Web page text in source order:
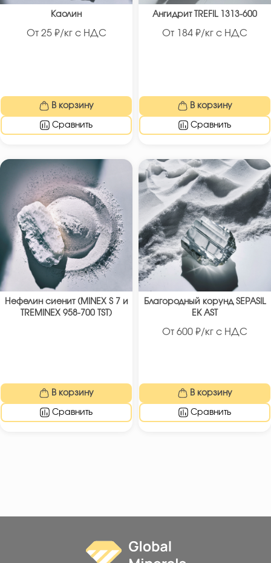
Каолин
От 25 ₽/кг с НДС
В корзину
Сравнить
Ангидрит TREFIL 1313-600
От 184 ₽/кг с НДС
В корзину
Сравнить
Нефелин сиенит (MINEX S 7 и
TREMINEX 958-700 TST)
В корзину
Сравнить
Благородный корунд SEPASIL
EK AST
От 600 ₽/кг с НДС
В корзину
Сравнить